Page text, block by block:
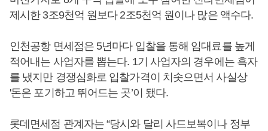
제시한 3조9천억 원보다 2조5천억 원이나 많은 액수다.
인천공항 면세점은 5년마다 입찰을 통해 임대료를 높게
적어내는 사업자를 뽑는다. 1기 사업자의 경우에는 흑자
를 냈지만 경쟁심화로 입찰가격이 치솟으면서 사실상
'돈은 포기하고 뛰어드는 곳’이 됐다.
롯데면세점 관계자는 “당시와 달리 사드보복이나 정부